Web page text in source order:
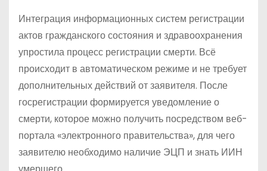
Интеграция информационных систем регистрации
актов гражданского состояния и здравоохранения
упростила процесс регистрации смерти. Всё
происходит в автоматическом режиме и не требует
дополнительных действий от заявителя. После
госрегистрации формируется уведомление о
смерти, которое можно получить посредством веб-
портала «электронного правительства», для чего
заявителю необходимо наличие ЭЦП и знать ИИН